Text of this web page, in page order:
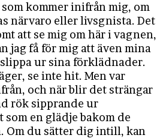
kommer inifrån mig, om
närvaro eller livsgnista. Det
att se mig om här i vagnen,
jag få för mig att även mina
ur sina förklädnader.
se inte hit. Men var
och när blir det strängar
rök sipprande ur
som en glädje bakom de
Om du sätter dig intill, kan